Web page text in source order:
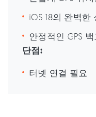
iOS 18의 완벽한
안정적인 GPS
단점:
터넷 연결 필요